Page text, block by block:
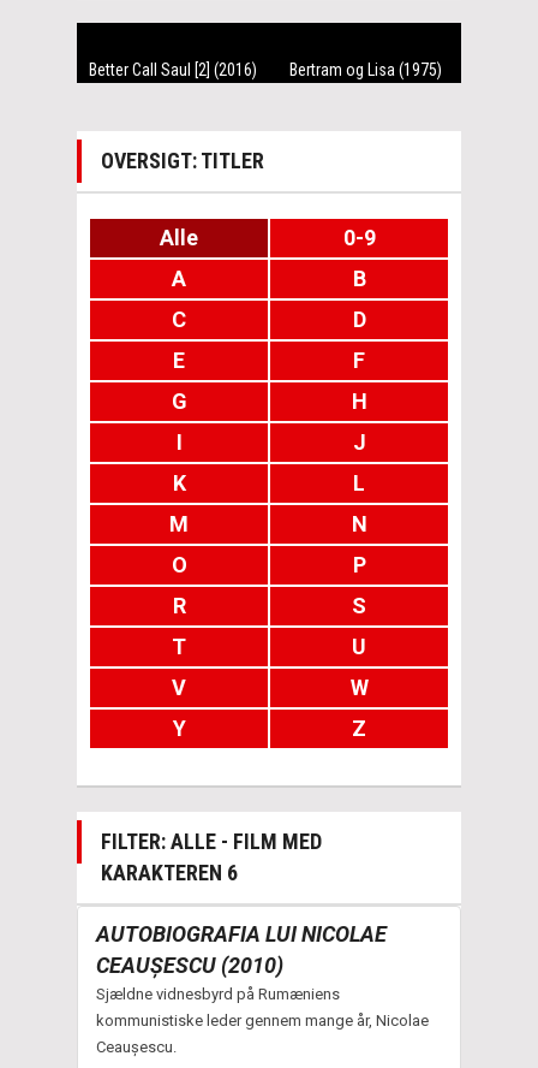
Better Call Saul [2] (2016) Bertram og Lisa (1975)
OVERSIGT: TITLER
Alle
0-9
A
B
C
D
E
F
G
H
I
J
K
L
M
N
O
P
R
S
T
U
V
W
Y
Z
FILTER: ALLE - FILM MED
KARAKTEREN 6
AUTOBIOGRAFIA LUI NICOLAE
CEAUȘESCU (2010)
Sjældne vidnesbyrd på Rumæniens
kommunistiske leder gennem mange år, Nicolae
Ceaușescu.